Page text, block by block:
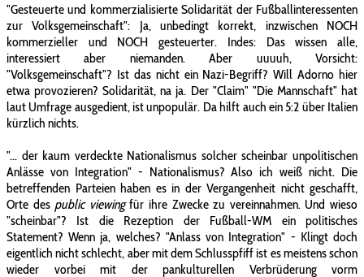
"Gesteuerte und kommerzialisierte Solidarität der Fußballinteressenten
zur Volksgemeinschaft": Ja, unbedingt korrekt, inzwischen NOCH
kommerzieller und NOCH gesteuerter. Indes: Das wissen alle,
interessiert aber niemanden. Aber uuuuh, Vorsicht:
"Volksgemeinschaft"? Ist das nicht ein Nazi-Begriff? Will Adorno hier
etwa provozieren? Solidarität, na ja. Der "Claim" "Die Mannschaft" hat
laut Umfrage ausgedient, ist unpopulär. Da hilft auch ein 5:2 über Italien
kürzlich nichts.
"... der kaum verdeckte Nationalismus solcher scheinbar unpolitischen
Anlässe von Integration" - Nationalismus? Also ich weiß nicht. Die
betreffenden Parteien haben es in der Vergangenheit nicht geschafft,
Orte des public viewingfür ihre Zwecke zu vereinnahmen. Und wieso
"scheinbar"? Ist die Rezeption der Fußball-WM ein politisches
Statement? Wenn ja, welches? "Anlass von Integration" - Klingt doch
eigentlich nicht schlecht, aber mit dem Schlusspfiff ist es meistens schon
wieder vorbei mit der pankulturellen Verbrüderung vorm